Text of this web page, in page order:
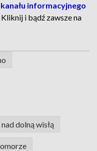
kanału informacyjnego
Kliknij i bądź zawsze na
dolną wisłą